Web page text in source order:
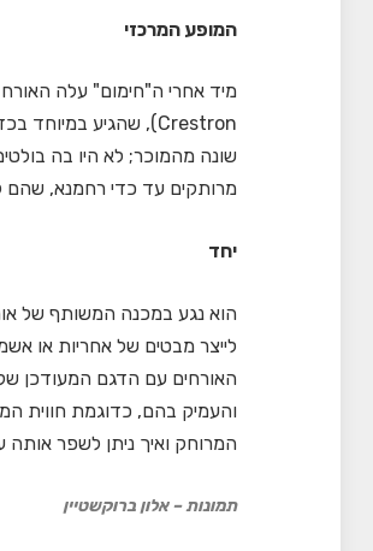
המופע המרכזי
שונה מהמוכר; לא היו בה
מרותקים עד כדי רחמנא, שהם
יחד
הוא נגע במכנה המשותף של
לייצר מבטים של אחריות או
האורחים עם הדגם המעודכן
והעמיק בהם, כדוגמת חווית
המרוחק ואיך ניתן לשפר אותה
תמונות – אלון ברוקשטיין